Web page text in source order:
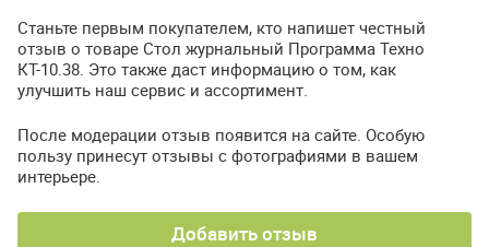
Станьте первым покупателем, кто напишет честный
отзыв о товаре Стол журнальный Программа Техно
КТ-10.38. Это также даст информацию о том, как
улучшить наш сервис и ассортимент.
После модерации отзыв появится на сайте. Особую
пользу принесут отзывы с фотографиями в вашем
интерьере.
Добавить отзыв